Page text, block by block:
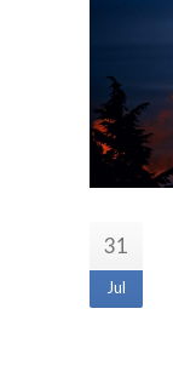
31
Jul